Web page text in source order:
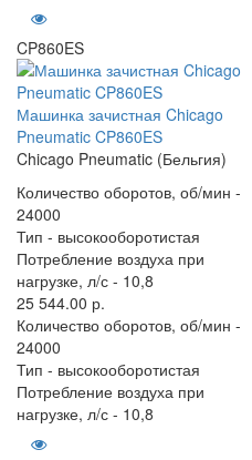
CP860ES
Машинка зачистная Chicago
Pneumatic CP860ES
Chicago Pneumatic (Бельгия)
Количество оборотов, об/мин -
24000
Тип - высокооборотистая
Потребление воздуха при
нагрузке, л/с - 10,8
25 544.00 р.
Количество оборотов, об/мин -
24000
Тип - высокооборотистая
Потребление воздуха при
нагрузке, л/с - 10,8